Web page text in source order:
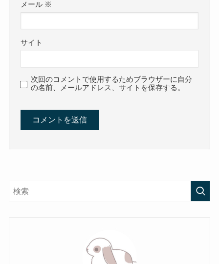
メール ※
サイト
次回のコメントで使用するためブラウザーに自分
の名前、メールアドレス、サイトを保存する。